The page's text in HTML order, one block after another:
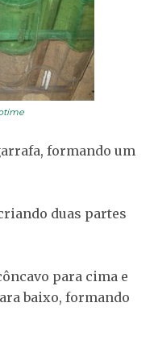
formando um
duas partes
para cima e
baixo, formando